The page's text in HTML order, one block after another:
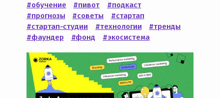
#обучение
#пивот
#подкаст
#прогнозы
#советы
#стартап
#стартап-студии
#технологии
#тренды
#фаундер
#фонд #экосистема